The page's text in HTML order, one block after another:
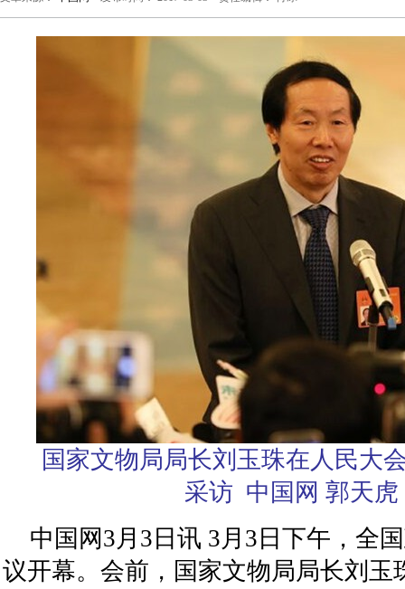
国家文物局局长刘玉珠在人民大
采访 中国网 郭天虎
中国网3月3日讯 3月3日下午，全
议开幕。会前，国家文物局局长刘玉